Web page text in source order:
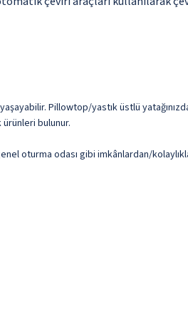
Pillowtop/yastık üstlü
bulunur.
oturma odası gibi imkânlardan/